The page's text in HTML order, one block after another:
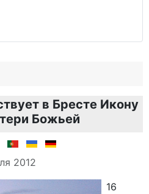
в Бресте Икону
Божьей
2012
16